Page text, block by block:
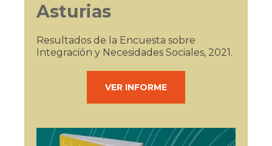
Asturias
Resultados de la Encuesta sobre
Integración y Necesidades Sociales, 2021.
VER INFORME